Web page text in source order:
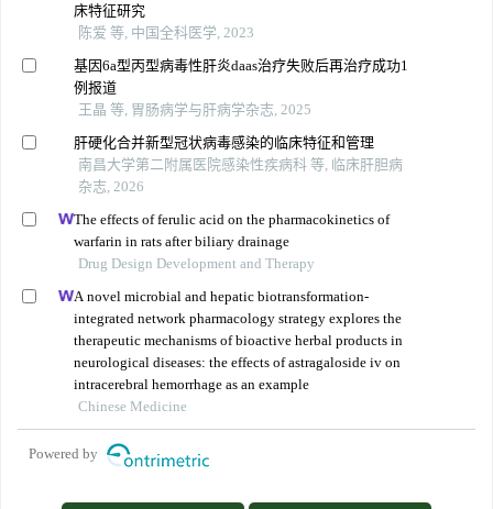
床特征研究
陈爱 等, 中国全科医学, 2023
基因6a型丙型病毒性肝炎daas治疗失败后再治疗成功1
例报道
王晶 等, 胃肠病学与肝病学杂志, 2025
肝硬化合并新型冠状病毒感染的临床特征和管理
南昌大学第二附属医院感染性疾病科 等, 临床肝胆病
杂志, 2026
The effects of ferulic acid on the pharmacokinetics of
warfarin in rats after biliary drainage
Drug Design Development and Therapy
A novel microbial and hepatic biotransformation-
integrated network pharmacology strategy explores the
therapeutic mechanisms of bioactive herbal products in
neurological diseases: the effects of astragaloside iv on
intracerebral hemorrhage as an example
Chinese Medicine
Powered by